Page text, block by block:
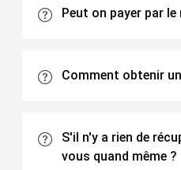
Peut on payer par
Comment obtenir
S'il n'y a rien de
vous quand même ?